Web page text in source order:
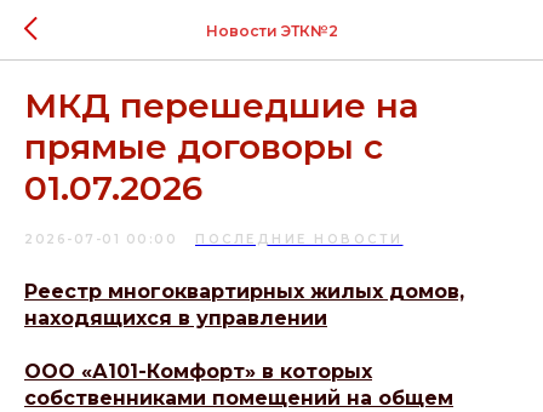
Новости ЭТК№2
МКД перешедшие на
прямые договоры с
01.07.2026
2026-07-01 00:00 ПОСЛЕДНИЕ НОВОСТИ
Реестр многоквартирных жилых домов,
находящихся в управлении
ООО «А101-Комфорт» в которых
собственниками помещений на общем